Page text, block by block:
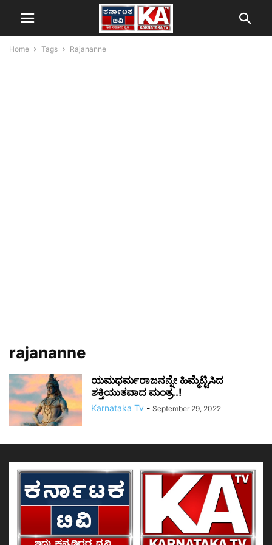
Home Tags Rajananne
rajananne
ಯಮಧರ್ಮರಾಜನನ್ನೇ ಹಿಮ್ಮೆಟ್ಟಿಸಿದ
ಶಕ್ತಿಯುತವಾದ ಮಂತ್ರ..!
Karnataka Tv - September 29, 2022